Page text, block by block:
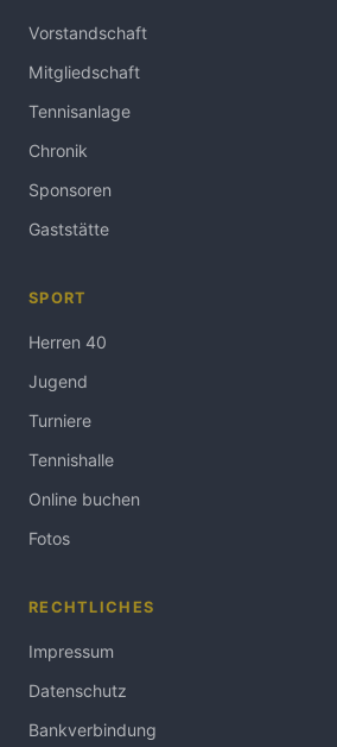
Vorstandschaft
Mitgliedschaft
Tennisanlage
Chronik
Sponsoren
Gaststätte
SPORT
Herren 40
Jugend
Turniere
Tennishalle
Online buchen
Fotos
RECHTLICHES
Impressum
Datenschutz
Bankverbindung